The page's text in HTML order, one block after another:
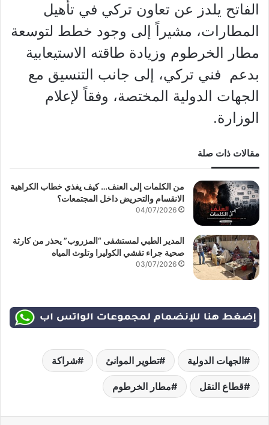
الفاتح يلدز عن تعاون تركي في تأهيل
المطارات، مشيراً إلى وجود خطط لتوسعة
مطار الخرطوم وزيادة طاقته الاستيعابية
بدعم فني تركي، إلى جانب التنسيق مع
الجهات الدولية المختصة، وفقاً لإعلام
الوزارة.
مقالات ذات صلة
من الكلمات إلى العنف… كيف يغذي خطاب الكراهية
الانقسام والتحريض داخل المجتمعات؟
04/07/2026
المدير الطبي لمستشفى “المزروب” يحذر من كارثة
صحية جراء تفشي الكوليرا وتلوث المياه
03/07/2026
الجهات الدولية تطوير الموانئ شراكة
قطاع النقل مطار الخرطوم